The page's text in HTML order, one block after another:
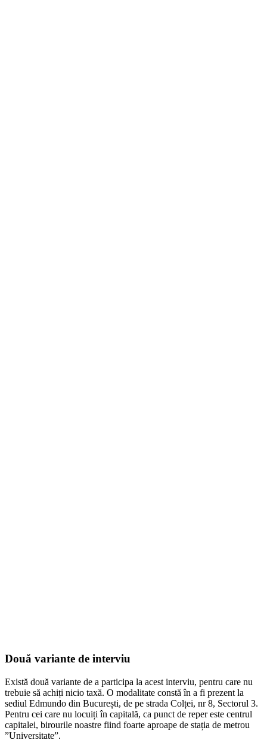
Două variante de interviu
Există două variante de a participa la acest interviu, pentru care nu
trebuie să achiți nicio taxă. O modalitate constă în a fi prezent la
sediul Edmundo din București, de pe strada Colței, nr 8, Sectorul 3.
Pentru cei care nu locuiți în capitală, ca punct de reper este centrul
capitalei, birourile noastre fiind foarte aproape de stația de metrou
”Universitate”.